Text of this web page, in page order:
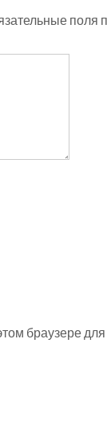
поля
браузере